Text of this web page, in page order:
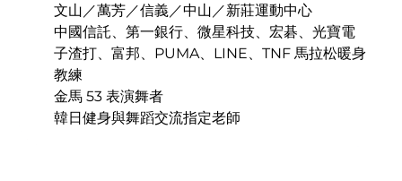
文山／萬芳／信義／中山／新莊運動中心
中國信託、第一銀行、微星科技、宏碁、光寶電
子渣打、富邦、PUMA、LINE、TNF 馬拉松暖身
教練
金馬 53 表演舞者
韓日健身與舞蹈交流指定老師
Afghanistan (AFN ؋)